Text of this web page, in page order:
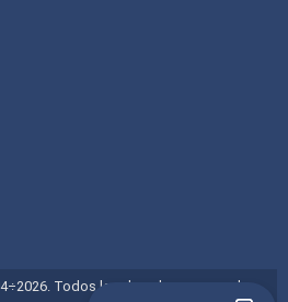
Todos los derechos reservados.